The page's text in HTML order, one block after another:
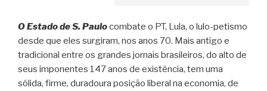
O Estado de S. Paulocombate o PT, Lula, o lulo-petismo
desde que eles surgiram, nos anos 70. Mais antigo e
tradicional entre os grandes jornais brasileiros, do alto de
seus imponentes 147 anos de existência, tem uma
sólida, firme, duradoura posição liberal na economia, de